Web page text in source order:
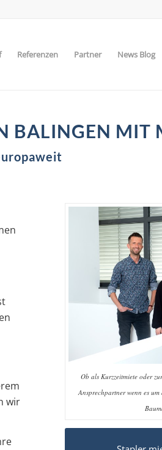
Referenzen Partner News Blog
BALINGEN MIT
wir
Ob als Kurzzeitmiete oder
Ansprechpartner wenn es